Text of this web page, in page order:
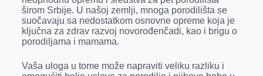
širom Srbije. U našoj zemlji, mnoga porodilišta se
suočavaju sa nedostatkom osnovne opreme koja je
ključna za zdrav razvoj novorođenčadi, kao i brigu o
porodiljama i mamama.
Vaša uloga u tome može napraviti veliku razliku i